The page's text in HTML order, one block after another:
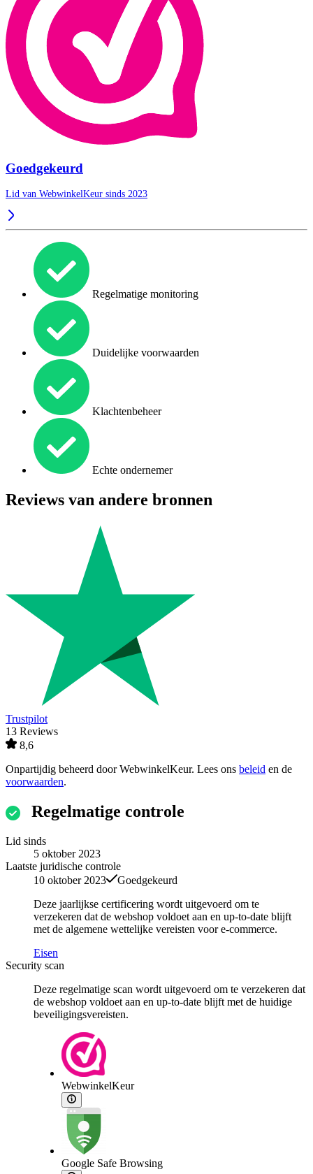
Goedgekeurd
Lid van WebwinkelKeur sinds 2023
Regelmatige monitoring
Duidelijke voorwaarden
Klachtenbeheer
Echte ondernemer
Reviews van andere bronnen
Trustpilot
13 Reviews
8,6
Onpartijdig beheerd doorWebwinkelKeur. Lees ons beleid en de
voorwaarden.
Regelmatige controle
Lid sinds
5 oktober 2023
Laatste juridische controle
10 oktober 2023
Goedgekeurd
Deze jaarlijkse certificering wordt uitgevoerd om te
verzekeren dat de webshop voldoet aan en up-to-date blijft
met de algemene wettelijke vereisten voor e-commerce.
Eisen
Security scan
Deze regelmatige scan wordt uitgevoerd om te verzekeren dat
de webshop voldoet aan en up-to-date blijft met de huidige
beveiligingsvereisten.
WebwinkelKeur
Google Safe Browsing